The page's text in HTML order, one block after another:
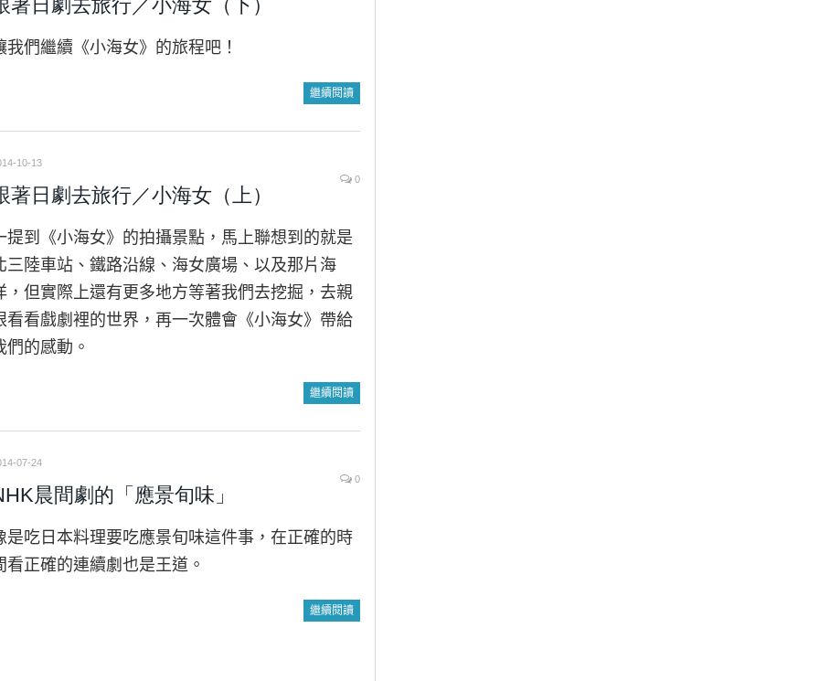
著日劇去旅行／小海女（下）
我們繼續《小海女》的旅程吧！
繼續閱讀
10-13
0
著日劇去旅行／小海女（上）
提到《小海女》的拍攝景點，馬上聯想到的就是
三陸車站、鐵路沿線、海女廣場、以及那片海
，但實際上還有更多地方等著我們去挖掘，去親
看看戲劇裡的世界，再一次體會《小海女》帶給
們的感動。
繼續閱讀
07-24
0
晨間劇的「應景旬味」
是吃日本料理要吃應景旬味這件事，在正確的時
看正確的連續劇也是王道。
繼續閱讀